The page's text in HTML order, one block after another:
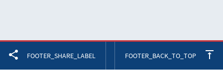
FOOTER_SHARE_LABEL FOOTER_BACK_TO_TOP